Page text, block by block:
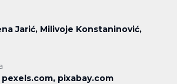
Jarić, Milivoje Konstaninović,
pixabay.com